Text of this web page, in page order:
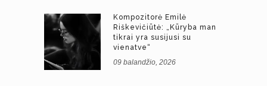
Kompozitorė Emilė
Riškevičiūtė: „Kūryba man
tikrai yra susijusi su
vienatve“
09 balandžio, 2026